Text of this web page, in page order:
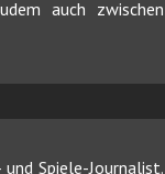
auch zwischen
Spiele-Journalist.